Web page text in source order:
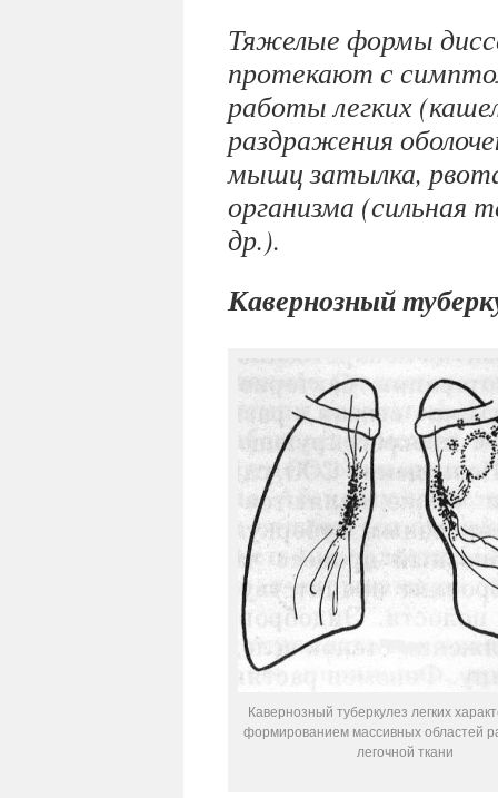
Тяжелые формы
протекают с
работы легких
раздражения
мышц затылка,
организма (сильная
др.).
Кавернозный
Кавернозный туберкулез легких
формированием массивных областей
легочной ткани